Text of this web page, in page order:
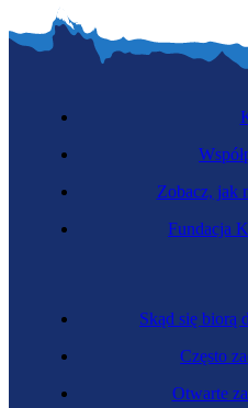
Skąd się biorą
Często
Otwarte
Zobacz, jak
Fundacja